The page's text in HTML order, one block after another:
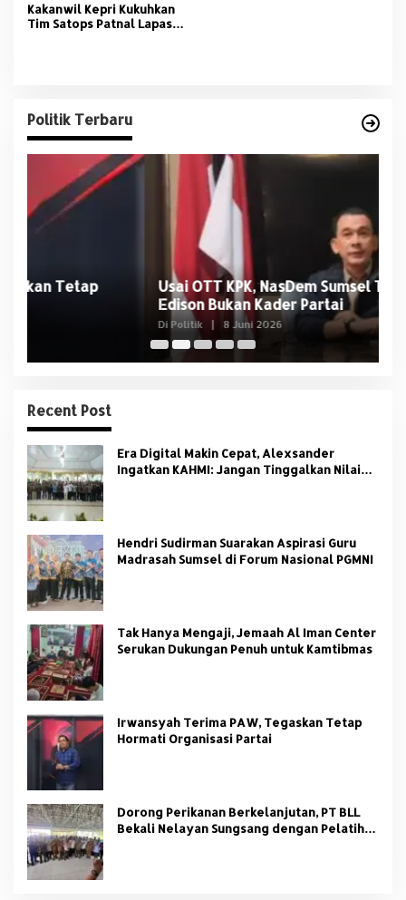
Kakanwil Kepri Kukuhkan
Tim Satops Patnal Lapas
Politik Terbaru
Usai OTT KPK, NasDem Sumsel Tegaskan
Edison Bukan Kader Partai
8 Juni 2026
Recent Post
Era Digital Makin Cepat, Alexsander
Ingatkan KAHMI: Jangan Tinggalkan Nilai
Hendri Sudirman Suarakan Aspirasi Guru
Madrasah Sumsel di Forum Nasional PGMNI
Tak Hanya Mengaji, Jemaah Al Iman Center
Serukan Dukungan Penuh untuk Kamtibmas
Irwansyah Terima PAW, Tegaskan Tetap
Hormati Organisasi Partai
Dorong Perikanan Berkelanjutan, PT BLL
Bekali Nelayan Sungsang dengan Pelatihan